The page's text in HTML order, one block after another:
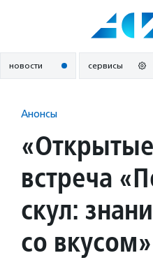
новости сервисы
Анонсы
встреча
скул:
со вкусом»